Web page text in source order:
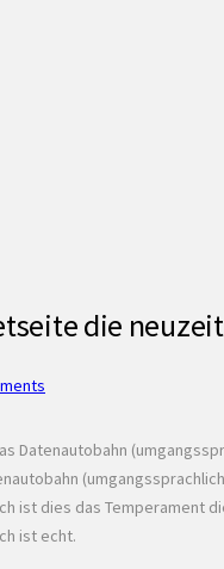
die
Datenautobahn
ist dies das
ist echt.